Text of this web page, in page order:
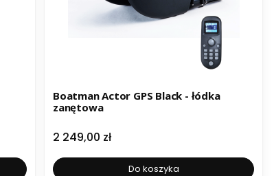
Boatman Actor GPS Black - łódka
zanętowa
Cena
2 249,00 zł
Do koszyka